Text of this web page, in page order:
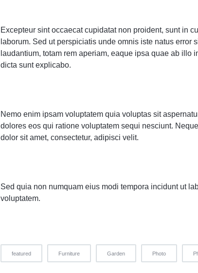
Excepteur sint occaecat cupidatat non proident, sunt in
laborum. Sed ut perspiciatis unde omnis iste natus error
laudantium, totam rem aperiam, eaque ipsa quae ab illo
dicta sunt explicabo.
Nemo enim ipsam voluptatem quia voluptas sit
dolores eos qui ratione voluptatem sequi nesciunt.
dolor sit amet, consectetur, adipisci velit.
Sed quia non numquam eius modi tempora incidunt ut
voluptatem.
featured Furniture Garden Photo